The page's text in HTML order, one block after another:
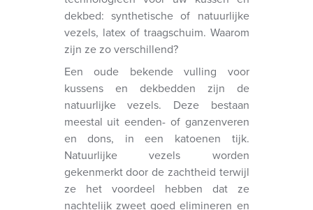
dekbed: synthetische of natuurlijke
vezels, latex of traagschuim. Waarom
zijn ze zo verschillend?
Een oude bekende vulling voor
kussens en dekbedden zijn de
natuurlijke vezels. Deze bestaan
meestal uit eenden- of ganzenveren
en dons, in een katoenen tijk.
Natuurlijke vezels worden
gekenmerkt door de zachtheid terwijl
ze het voordeel hebben dat ze
nachtelijk zweet goed elimineren en